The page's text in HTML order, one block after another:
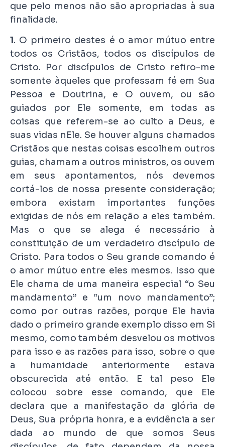
que pelo menos não são apropriadas à sua
finalidade.
1. O primeiro destes é o amor mútuo entre
todos os Cristãos, todos os discípulos de
Cristo. Por discípulos de Cristo refiro-me
somente àqueles que professam fé em Sua
Pessoa e Doutrina, e O ouvem, ou são
guiados por Ele somente, em todas as
coisas que referem-se ao culto a Deus, e
suas vidas nEle. Se houver alguns chamados
Cristãos que nestas coisas escolhem outros
guias, chamam a outros ministros, os ouvem
em seus apontamentos, nós devemos
cortá-los de nossa presente consideração;
embora existam importantes funções
exigidas de nós em relação a eles também.
Mas o que se alega é necessário à
constituição de um verdadeiro discípulo de
Cristo. Para todos o Seu grande comando é
o amor mútuo entre eles mesmos. Isso que
Ele chama de uma maneira especial “o Seu
mandamento” e “um novo mandamento”;
como por outras razões, porque Ele havia
dado o primeiro grande exemplo disso em Si
mesmo, como também desvelou os motivos
para isso e as razões para isso, sobre o que
a humanidade anteriormente estava
obscurecida até então. E tal peso Ele
colocou sobre esse comando, que Ele
declara que a manifestação da glória de
Deus, Sua própria honra, e a evidência a ser
dada ao mundo de que somos Seus